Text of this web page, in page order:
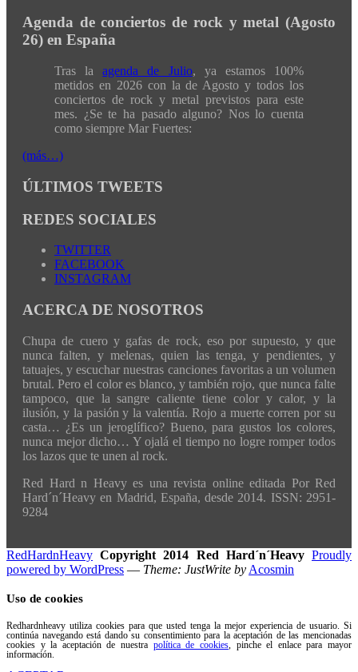
Agenda de conciertos de rock y metal (Agosto
26) en España
Tras laagenda de Julio, ya estamos 100%
metidos en 2026 con la de Agosto y todos los
conciertos de rock y metal previstos para este
mes. ¿Se te ha pasado alguno? Nos lo cuenta
como siempre Mar Fuertes:
(más…)
ÚLTIMOS TWEETS
REDES SOCIALES
TWITTER
FACEBOOK
INSTAGRAM
ACERCA DE NOSOTROS
Chupa de cuero y gafas de rock, eso por supuesto, y que
nunca falten, y melenas, quien las tenga, y pendientes, y
tatuajes, y escuchar nuestras canciones favoritas a un volumen
brutal. Pero el color es blanco, y también rojo, que nunca falte
tampoco, que la sangre caliente tiene color y calor, y la
ilusión, y la pasión y la valentía. Rojo a muerte corren por su
casta… ¿Es un jeroglífico? Bueno, para gustos los colores,
nunca mejor dicho… Y ojalá el tiempo no logre romper todos
los lazos que te unen al rock.
Red Hard n Heavy es una revista online editada Por Red
Hard´n´Heavy en Madrid, España, desde 2014. ISSN: 2951-
9284
RedHardnHeavy Copyright 2014 Red Hard´n´Heavy Proudly
powered by WordPress — Theme: JustWrite by Acosmin
Uso de cookies
Redhardnheavy utiliza cookies para que usted tenga la mejor experiencia de usuario. Si
continúa navegando está dando su consentimiento para la aceptación de las mencionadas
cookies y la aceptación de nuestra política de cookies, pinche el enlace para mayor
información.